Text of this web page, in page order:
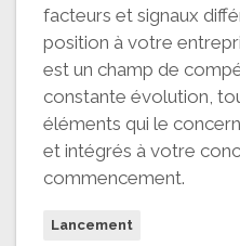
facteurs et signaux
position à votre
est un champ de
constante évolution,
éléments qui le
et intégrés à votre
commencement.
Lancement